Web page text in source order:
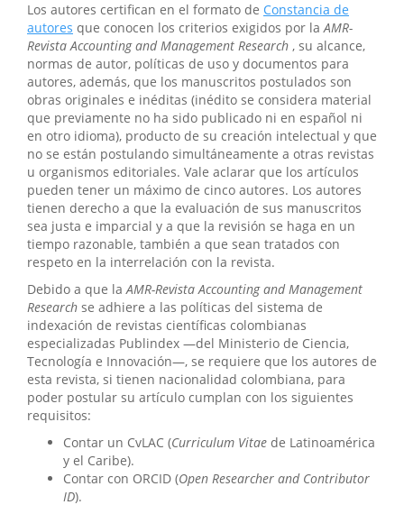
Los autores certifican en el formato de Constancia de
autores que conocen los criterios exigidos por laAMR-
Revista Accounting and Management Research , su alcance,
normas de autor, políticas de uso y documentos para
autores, además, que los manuscritos postulados son
obras originales e inéditas (inédito se considera material
que previamente no ha sido publicado ni en español ni
en otro idioma), producto de su creación intelectual y que
no se están postulando simultáneamente a otras revistas
u organismos editoriales. Vale aclarar que los artículos
pueden tener un máximo de cinco autores. Los autores
tienen derecho a que la evaluación de sus manuscritos
sea justa e imparcial y a que la revisión se haga en un
tiempo razonable, también a que sean tratados con
respeto en la interrelación con la revista.
Debido a que laAMR-Revista Accounting and Management
Research se adhiere a las políticas del sistema de
indexación de revistas científicas colombianas
especializadas Publindex —del Ministerio de Ciencia,
Tecnología e Innovación—, se requiere que los autores de
esta revista, si tienen nacionalidad colombiana, para
poder postular su artículo cumplan con los siguientes
requisitos:
Contar un CvLAC (Curriculum Vitae de Latinoamérica
y el Caribe).
Contar con ORCID (Open Researcher and Contributor
ID).